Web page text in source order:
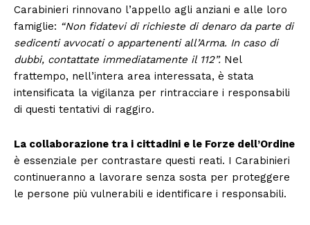
Carabinieri rinnovano l’appello agli anziani e alle loro
famiglie: “Non fidatevi di richieste di denaro da parte di
sedicenti avvocati o appartenenti all’Arma. In caso di
dubbi, contattate immediatamente il 112”. Nel
frattempo, nell’intera area interessata, è stata
intensificata la vigilanza per rintracciare i responsabili
di questi tentativi di raggiro.
La collaborazione tra i cittadini e le Forze dell’Ordine
è essenziale per contrastare questi reati. I Carabinieri
continueranno a lavorare senza sosta per proteggere
le persone più vulnerabili e identificare i responsabili.